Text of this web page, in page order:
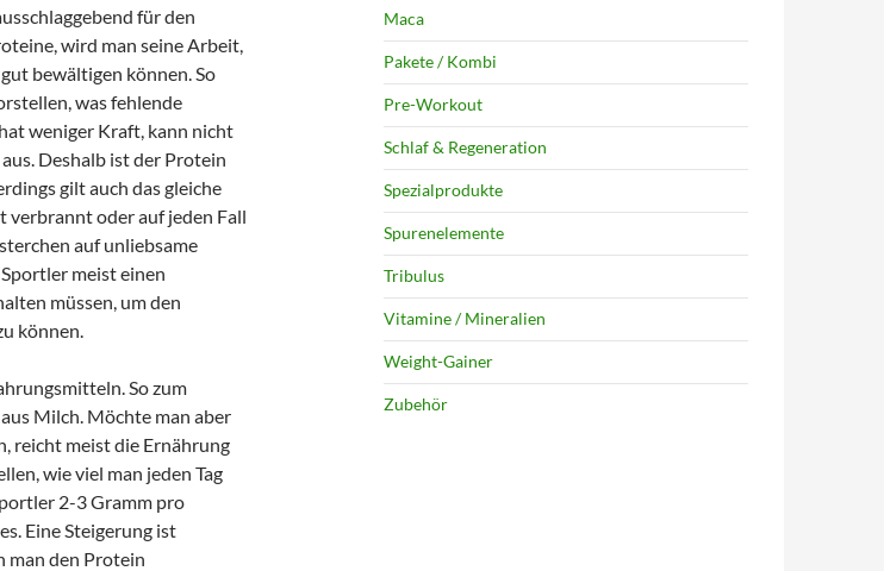
für den
wird man seine Arbeit,
bewältigen können. So
was fehlende
weniger Kraft, kann nicht
Deshalb ist der Protein
gilt auch das gleiche
verbrannt oder auf jeden Fall
auf unliebsame
meist einen
müssen, um den
können.
So zum
Milch. Möchte man aber
reicht meist die Ernährung
wie viel man jeden Tag
2-3 Gramm pro
Eine Steigerung ist
man den Protein
Maca
Pakete / Kombi
Pre-Workout
Schlaf & Regeneration
Spezialprodukte
Spurenelemente
Tribulus
Vitamine / Mineralien
Weight-Gainer
Zubehör